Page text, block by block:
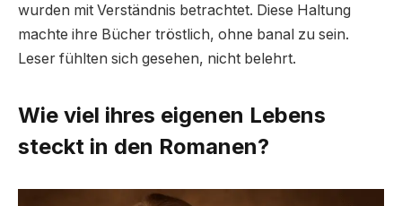
wurden mit Verständnis betrachtet. Diese Haltung
machte ihre Bücher tröstlich, ohne banal zu sein.
Leser fühlten sich gesehen, nicht belehrt.
Wie viel ihres eigenen Lebens
steckt in den Romanen?